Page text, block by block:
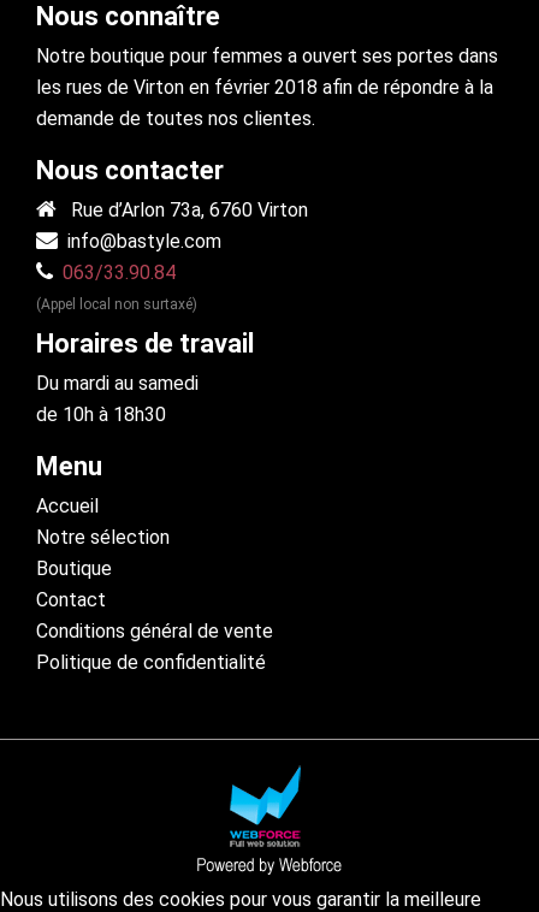
Nous connaître
Notre boutique pour femmes a ouvert ses portes dans
les rues de Virton en février 2018 afin de répondre à la
demande de toutes nos clientes.
Nous contacter
Rue d’Arlon 73a, 6760 Virton
info@bastyle.com
063/33.90.84
(Appel local non surtaxé)
Horaires de travail
Du mardi au samedi
de 10h à 18h30
Menu
Accueil
Notre sélection
Boutique
Contact
Conditions général de vente
Politique de confidentialité
Nous utilisons des cookies pour vous garantir la meilleure